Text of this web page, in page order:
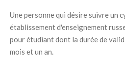
Une personne qui désire suivre un
établissement d'enseignement
pour étudiant dont la durée de
mois et un an.